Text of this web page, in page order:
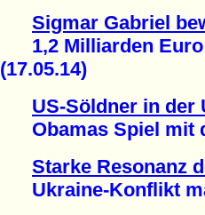
Sigmar Gabriel
1,2 Milliarden Euro
(17.05.14)
US-Söldner in der
Obamas Spiel mit
Starke Resonanz
Ukraine-Konflikt